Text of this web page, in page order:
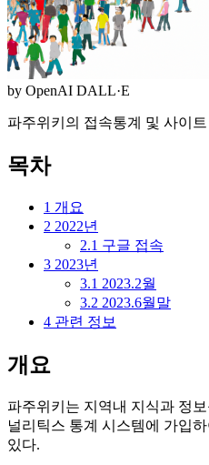
by OpenAI DALL·E
파주위키의 접속통계 및 사이
목차
1 개요
2 2022년
2.1 구글 접속
3 2023년
3.1 2023.2월
3.2 2023.6월말
4 관련 정보
개요
파주위키는 지역내 지식과 정
널리틱스 통계 시스템에 가입
있다.